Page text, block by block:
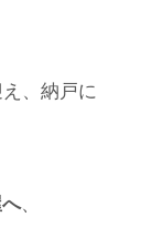
え、納戸に
、